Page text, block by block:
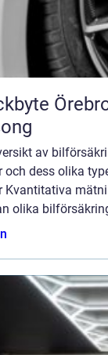
så får du säkra hjul inför
av
och dess olika
Kvantitativa
olika